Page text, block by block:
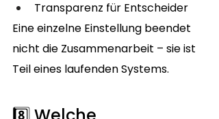
Transparenz für Entscheider
Eine einzelne Einstellung beendet
nicht die Zusammenarbeit – sie ist
Teil eines laufenden Systems.